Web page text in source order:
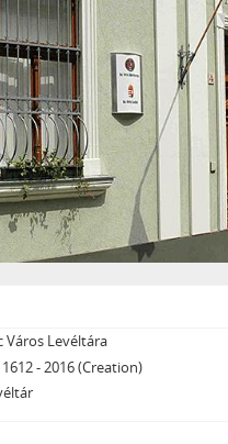
Város Levéltára
1612 - 2016 (Creation)